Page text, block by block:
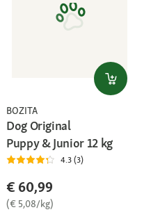
BOZITA
Dog Original
Puppy & Junior 12 kg
4.3 (3)
€ 60,99
(€ 5,08/kg)